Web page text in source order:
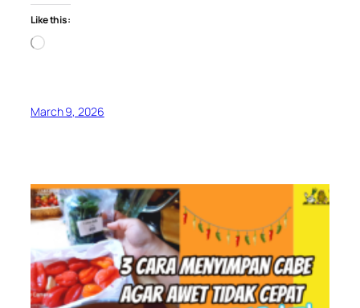
Like this:
Loading…
March 9, 2026